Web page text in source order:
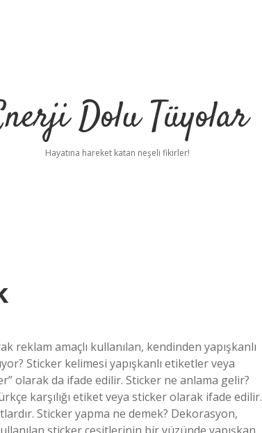
Dolu Tüyolar
Hayatına hareket katan neşeli fikirler!
reklam amaçlı kullanılan, kendinden yapışkanlı
Sticker kelimesi yapışkanlı etiketler veya
olarak da ifade edilir. Sticker ne anlama gelir?
karşılığı etiket veya sticker olarak ifade edilir.
Sticker yapma ne demek? Dekorasyon,